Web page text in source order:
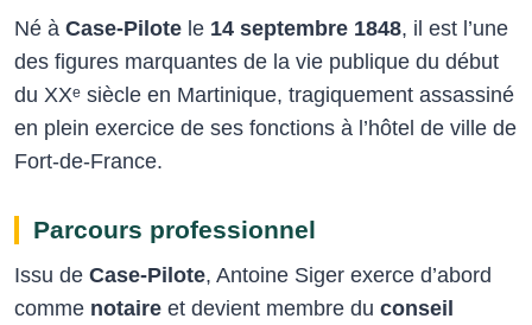
Né à Case-Pilote le 14 septembre 1848, il est l’une
des figures marquantes de la vie publique du début
du XXᵉ siècle en Martinique, tragiquement assassiné
en plein exercice de ses fonctions à l’hôtel de ville de
Fort-de-France.
Parcours professionnel
Issu de Case-Pilote, Antoine Siger exerce d’abord
comme notaire et devient membre du conseil